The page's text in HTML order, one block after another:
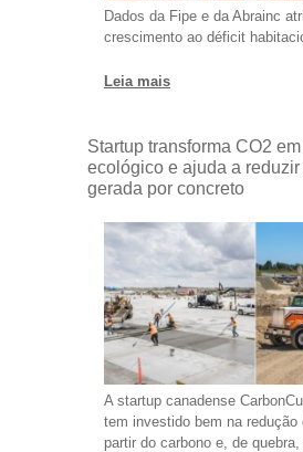
Dados da Fipe e da Abrainc
crescimento ao déficit
Leia mais
Startup transforma CO2
ecológico e ajuda a
gerada por concreto
A startup canadense
tem investido bem na redução
partir do carbono e, de